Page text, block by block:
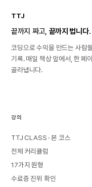
TTJ
끝까지 짜고, 끝까지 법니다.
코딩으로 수익을 만드는 사람
기록. 매일 책상 앞에서, 한 페
골라냅니다.
강의
TTJ CLASS · 본 코스
전체 커리큘럼
17가지 원형
수료증 진위 확인